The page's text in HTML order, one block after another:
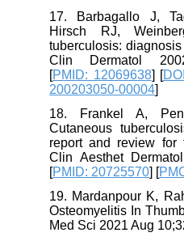
17. Barbagallo J,
Hirsch RJ,
tuberculosis:
Clin Dermatol
[PMID: 12069638 ] [
200203050-00004
18. Frankel A,
Cutaneous
report and review
Clin Aesthet
[PMID: 20725570] [
19. Mardanpour K,
Osteomyelitis In
Med Sci 2021 Aug